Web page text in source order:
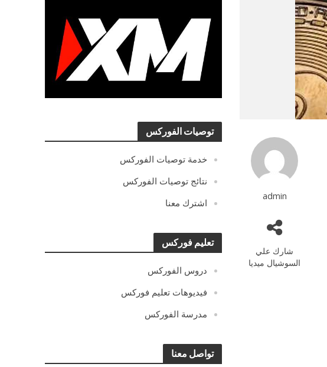
توصيات الفوركس
خدمة توصيات الفوركس
نتائج توصيات الفوركس
اشترك معنا
تعليم فوركس
دروس الفوركس
فيديوهات تعليم فوركس
مدرسة الفوركس
تواصل معنا
admin
شارك علي
السوشيال ميديا